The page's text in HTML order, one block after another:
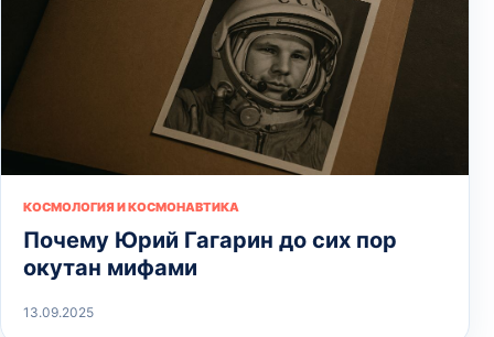
КОСМОЛОГИЯ И КОСМОНАВТИКА
Почему Юрий Гагарин до сих пор
окутан мифами
13.09.2025